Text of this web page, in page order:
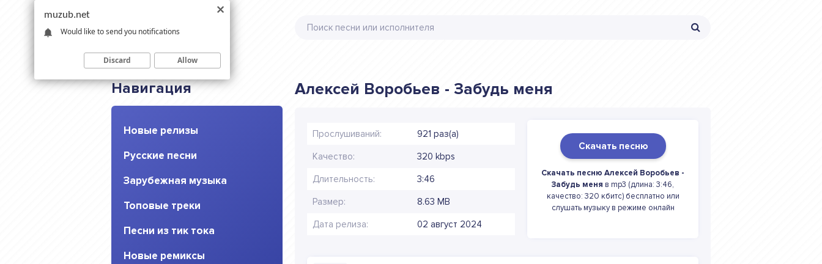
Навигация
Новые релизы
Русские песни
Зарубежная музыка
Топовые треки
Песни из тик тока
Новые ремиксы
Алексей Воробьев - Забудь меня
Прослушиваний: 921 раз(а)
Качество: 320 kbps
Длительность: 3:46
Размер: 8.63 MB
Дата релиза: 02 август 2024
Скачать песню
Скачать песню Алексей Воробьев -
Забудь меня в mp3 (длина: 3:46,
качество: 320 кбитс) бесплатно или
слушать музыку в режиме онлайн
muzub.net
Would like to send you notifications
Discard Allow